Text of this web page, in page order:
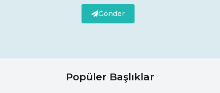
Gönder
Popüler Başlıklar